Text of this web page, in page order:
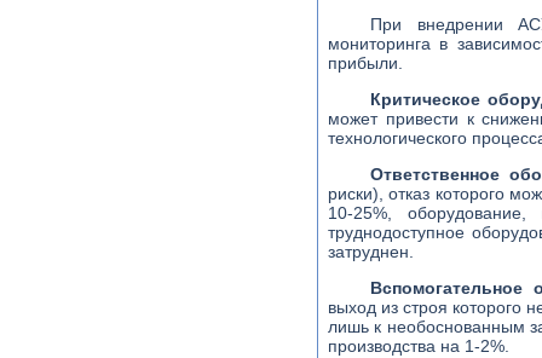
При внедрении
мониторинга в
прибыли.
Критическое
может привести к
технологического
Ответственное
риски), отказ которого
10-25%,
труднодоступное
затруднен.
Вспомогательное
выход из строя которого
лишь к необоснованным
производства на 1-2%.